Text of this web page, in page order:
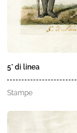
5° di linea
Stampe